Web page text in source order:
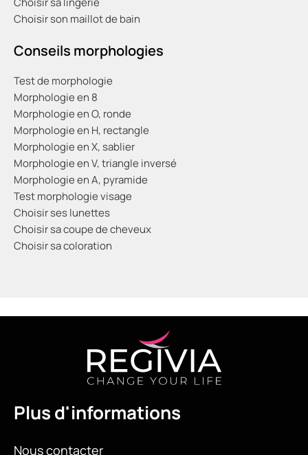
Choisir son maillot de bain
Conseils morphologies
Test de morphologie
Morphologie en 8
Morphologie en O, ronde
Morphologie en H, rectangle
Morphologie en X, sablier
Morphologie en V, triangle inversé
Morphologie en A, pyramide
Test morphologie visage
Choisir ses lunettes
Choisir sa coupe de cheveux
Choisir sa coloration
Plus d'informations
Nous contacter